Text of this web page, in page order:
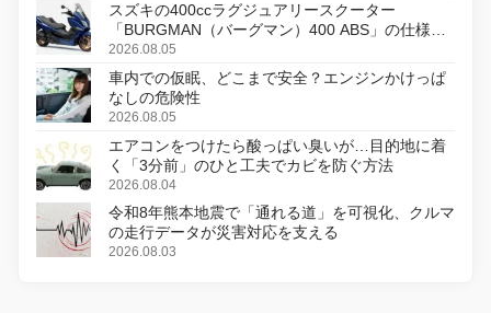
スズキの400ccラグジュアリースクーター
「BURGMAN（バーグマン）400 ABS」の仕様を
変更し、8月18日に発売
2026.08.05
車内での仮眠、どこまで安全？エンジンかけっぱ
なしの危険性
2026.08.05
エアコンをつけたら酸っぱい臭いが…目的地に着
く「3分前」のひと工夫でカビを防ぐ方法
2026.08.04
令和8年熊本地震で「通れる道」を可視化、クルマ
の走行データが災害対応を支える
2026.08.03